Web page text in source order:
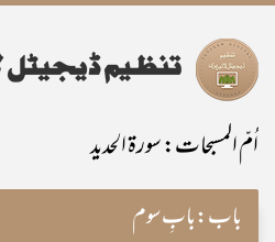
اُمّ المسبحات: سورۃ الحدید
باب:بابِ سوم